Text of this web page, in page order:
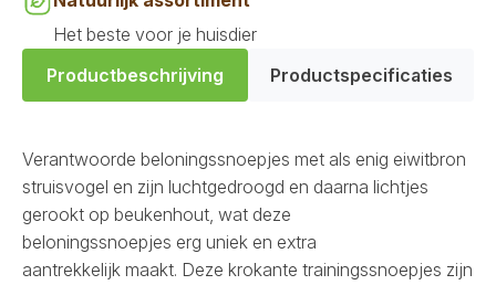
Het beste voor je huisdier
Productbeschrijving
Productspecificaties
Verantwoorde beloningssnoepjes met als enig eiwitbron
struisvogel en zijn luchtgedroogd en daarna lichtjes
gerookt op beukenhout, wat deze
beloningssnoepjes erg uniek en extra
aantrekkelijk maakt. Deze krokante trainingssnoepjes zijn